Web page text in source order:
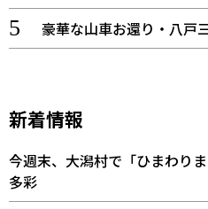
豪華な山車お還り・八戸
新着情報
今週末、大潟村で「ひまわり
多彩